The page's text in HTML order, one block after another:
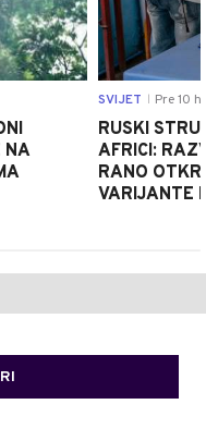
NA
SVIJET Pre 10 h
RUSKI
AFRICI:
RANO
VARIJANTE